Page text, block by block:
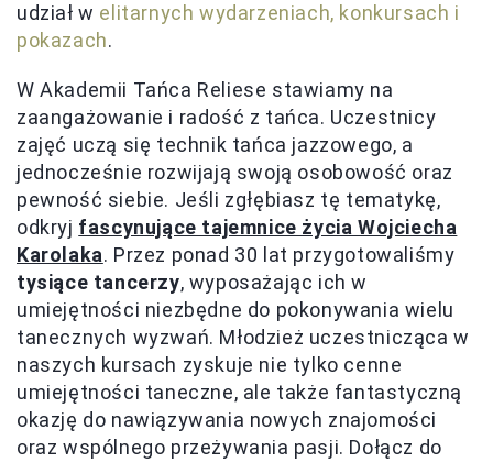
udział w elitarnych wydarzeniach, konkursach i
pokazach.
W Akademii Tańca Reliese stawiamy na
zaangażowanie i radość z tańca. Uczestnicy
zajęć uczą się technik tańca jazzowego, a
jednocześnie rozwijają swoją osobowość oraz
pewność siebie. Jeśli zgłębiasz tę tematykę,
odkryj fascynujące tajemnice życia Wojciecha
Karolaka. Przez ponad 30 lat przygotowaliśmy
tysiące tancerzy, wyposażając ich w
umiejętności niezbędne do pokonywania wielu
tanecznych wyzwań. Młodzież uczestnicząca w
naszych kursach zyskuje nie tylko cenne
umiejętności taneczne, ale także fantastyczną
okazję do nawiązywania nowych znajomości
oraz wspólnego przeżywania pasji. Dołącz do